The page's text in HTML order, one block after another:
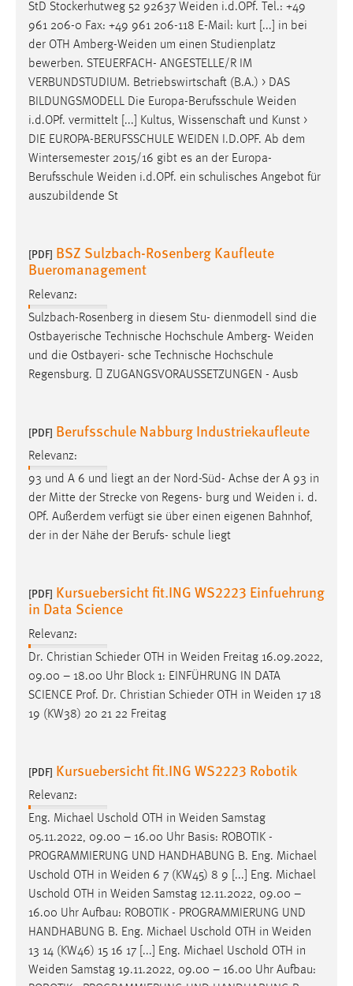
StD Stockerhutweg 52 92637 Weiden i.d.OPf. Tel.: +49
961 206-0 Fax: +49 961 206-118 E-Mail: kurt [...] in bei
der OTH Amberg-Weiden um einen Studienplatz
bewerben. STEUERFACH- ANGESTELLE/R IM
VERBUNDSTUDIUM. Betriebswirtschaft (B.A.) > DAS
BILDUNGSMODELL Die Europa-Berufsschule Weiden
i.d.OPf. vermittelt [...] Kultus, Wissenschaft und Kunst >
DIE EUROPA-BERUFSSCHULE WEIDEN I.D.OPF. Ab dem
Wintersemester 2015/16 gibt es an der Europa-
Berufsschule Weiden i.d.OPf. ein schulisches Angebot für
auszubildende St
[PDF] BSZ Sulzbach-Rosenberg Kaufleute
Bueromanagement
Relevanz:
Sulzbach-Rosenberg in diesem Stu- dienmodell sind die
Ostbayerische Technische Hochschule Amberg- Weiden
und die Ostbayeri- sche Technische Hochschule
Regensburg.  ZUGANGSVORAUSSETZUNGEN - Ausb
[PDF] Berufsschule Nabburg Industriekaufleute
Relevanz:
93 und A 6 und liegt an der Nord-Süd- Achse der A 93 in
der Mitte der Strecke von Regens- burg und Weiden i. d.
OPf. Außerdem verfügt sie über einen eigenen Bahnhof,
der in der Nähe der Berufs- schule liegt
[PDF] Kursuebersicht fit.ING WS2223 Einfuehrung
in Data Science
Relevanz:
Dr. Christian Schieder OTH in Weiden Freitag 16.09.2022,
09.00 – 18.00 Uhr Block 1: EINFÜHRUNG IN DATA
SCIENCE Prof. Dr. Christian Schieder OTH in Weiden 17 18
19 (KW38) 20 21 22 Freitag
[PDF] Kursuebersicht fit.ING WS2223 Robotik
Relevanz:
Eng. Michael Uschold OTH in Weiden Samstag
05.11.2022, 09.00 – 16.00 Uhr Basis: ROBOTIK -
PROGRAMMIERUNG UND HANDHABUNG B. Eng. Michael
Uschold OTH in Weiden 6 7 (KW45) 8 9 [...] Eng. Michael
Uschold OTH in Weiden Samstag 12.11.2022, 09.00 –
16.00 Uhr Aufbau: ROBOTIK - PROGRAMMIERUNG UND
HANDHABUNG B. Eng. Michael Uschold OTH in Weiden
13 14 (KW46) 15 16 17 [...] Eng. Michael Uschold OTH in
Weiden Samstag 19.11.2022, 09.00 – 16.00 Uhr Aufbau: